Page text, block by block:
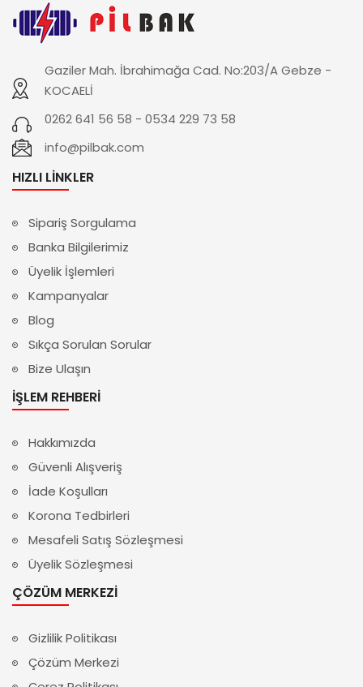
Gaziler Mah. İbrahimağa Cad. No:203/A Gebze -
KOCAELİ
0262 641 56 58 - 0534 229 73 58
info@pilbak.com
HIZLI LINKLER
Sipariş Sorgulama
Banka Bilgilerimiz
Üyelik İşlemleri
Kampanyalar
Blog
Sıkça Sorulan Sorular
Bize Ulaşın
İŞLEM REHBERI
Hakkımızda
Güvenli Alışveriş
İade Koşulları
Korona Tedbirleri
Mesafeli Satış Sözleşmesi
Üyelik Sözleşmesi
ÇÖZÜM MERKEZI
Gizlilik Politikası
Çözüm Merkezi